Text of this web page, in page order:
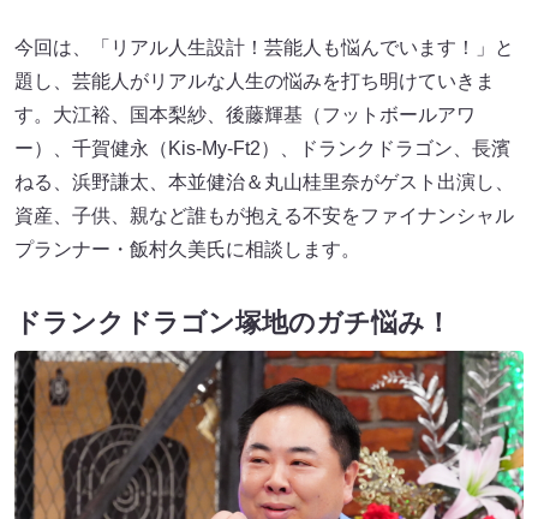
今回は、「リアル人生設計！芸能人も悩んでいます！」と
題し、芸能人がリアルな人生の悩みを打ち明けていきま
す。大江裕、国本梨紗、後藤輝基（フットボールアワ
ー）、千賀健永（Kis-My-Ft2）、ドランクドラゴン、長濱
ねる、浜野謙太、本並健治＆丸山桂里奈がゲスト出演し、
資産、子供、親など誰もが抱える不安をファイナンシャル
プランナー・飯村久美氏に相談します。
ドランクドラゴン塚地のガチ悩み！